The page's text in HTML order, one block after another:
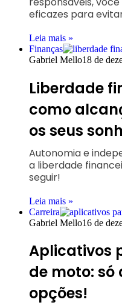
eficazes para
Leia mais »
Finanças
Gabriel Mello18 de
Liberdade
como
os seus
Autonomia e
a liberdade
seguir!
Leia mais »
Carreira
Gabriel Mello16 de
Aplicativos
de moto: só
opções!